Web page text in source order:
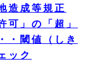
造成等規正
可」の「超」
・閾値（しき
ック